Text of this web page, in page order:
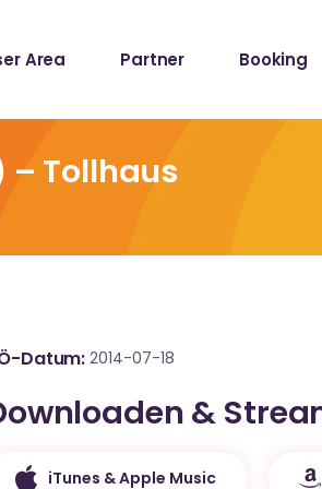
Area Partner Booking
– Tollhaus
Datum 2014-07-18
&
iTunes & Apple Music